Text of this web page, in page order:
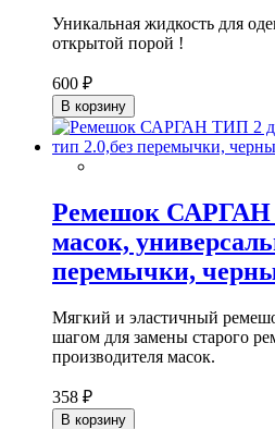
Уникальная жидкость для
открытой порой !
600 ₽
В корзину
Ремешок
масок,
перемычки,
Мягкий и эластичный
шагом для замены старого
производителя масок.
358 ₽
В корзину